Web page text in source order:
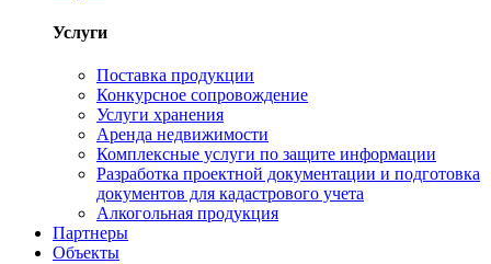
Услуги
Поставка продукции
Конкурсное сопровождение
Услуги хранения
Аренда недвижимости
Комплексные услуги по защите информации
Разработка проектной документации и подготовка
документов для кадастрового учета
Алкогольная продукция
Партнеры
Объекты